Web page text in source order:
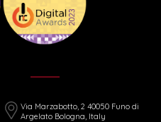
Via Marzabotto, 2 40050 Funo di
Argelato Bologna, Italy